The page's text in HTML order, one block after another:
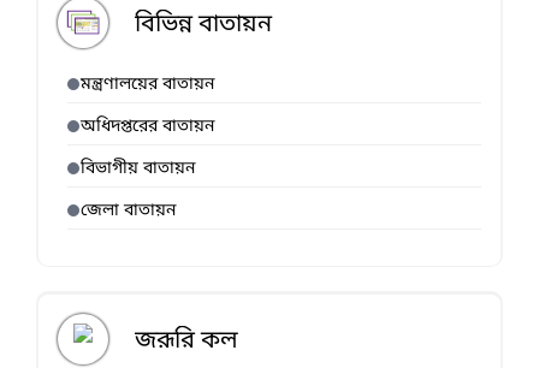
বিভিন্ন বাতায়ন
মন্ত্রণালয়ের বাতায়ন
অধিদপ্তরের বাতায়ন
বিভাগীয় বাতায়ন
জেলা বাতায়ন
জরূরি কল